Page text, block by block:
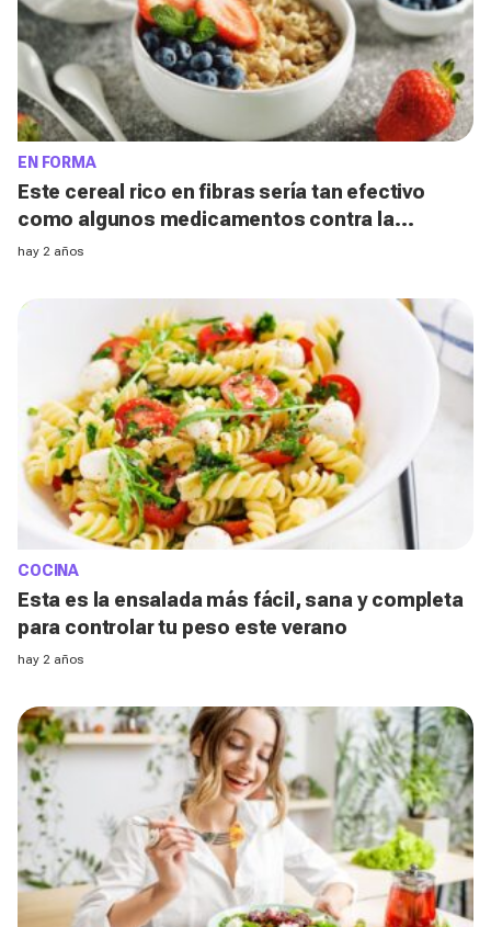
EN FORMA
Este cereal rico en fibras sería tan efectivo
como algunos medicamentos contra la
obesidad, según los expertos
hay 2 años
COCINA
Esta es la ensalada más fácil, sana y completa
para controlar tu peso este verano
hay 2 años